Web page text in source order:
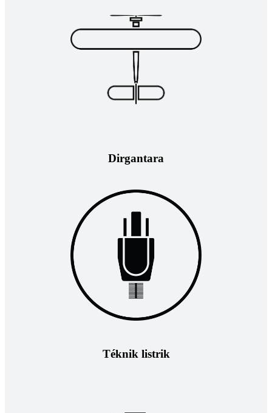
Dirgantara
Téknik listrik